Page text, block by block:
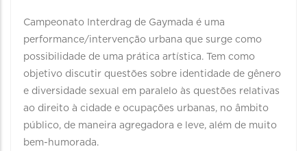
Campeonato Interdrag de Gaymada é uma
performance/intervenção urbana que surge como
possibilidade de uma prática artística. Tem como
objetivo discutir questões sobre identidade de gênero
e diversidade sexual em paralelo às questões relativas
ao direito à cidade e ocupações urbanas, no âmbito
público, de maneira agregadora e leve, além de muito
bem-humorada.